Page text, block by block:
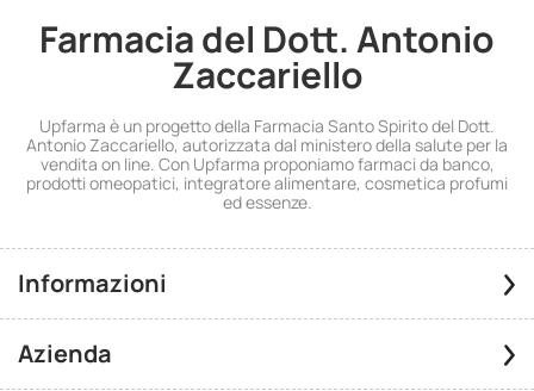
Farmacia del Dott. Antonio
Zaccariello
Upfarma è un progetto della Farmacia Santo Spirito del Dott.
Antonio Zaccariello, autorizzata dal ministero della salute per la
vendita on line. Con Upfarma proponiamo farmaci da banco,
prodotti omeopatici, integratore alimentare, cosmetica profumi
ed essenze.
Informazioni
Azienda